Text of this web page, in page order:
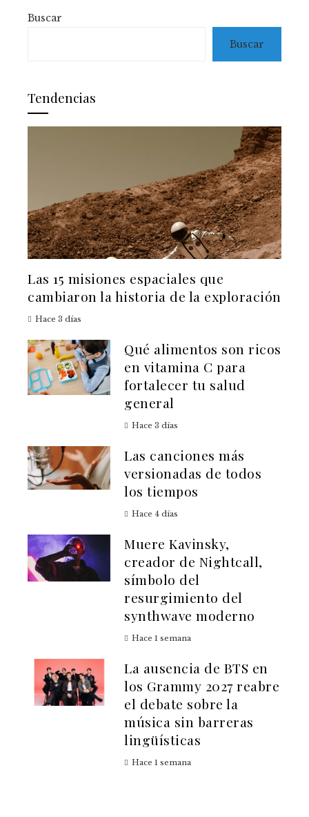
Buscar
Buscar
Tendencias
Las 15 misiones espaciales que
cambiaron la historia de la exploración
Hace 3 días
Qué alimentos son ricos
en vitamina C para
fortalecer tu salud
general
Hace 3 días
Las canciones más
versionadas de todos
los tiempos
Hace 4 días
Muere Kavinsky,
creador de Nightcall,
símbolo del
resurgimiento del
synthwave moderno
Hace 1 semana
La ausencia de BTS en
los Grammy 2027 reabre
el debate sobre la
música sin barreras
lingüísticas
Hace 1 semana